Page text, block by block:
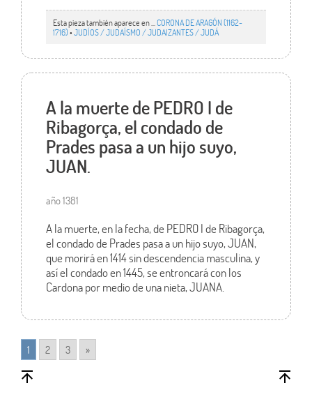
Esta pieza también aparece en ... CORONA DE ARAGÓN (1162-
1716)•JUDÍOS / JUDAÍSMO / JUDAIZANTES / JUDÁ
A la muerte de PEDRO I de
Ribagorça, el condado de
Prades pasa a un hijo suyo,
JUAN.
año 1381
A la muerte, en la fecha, de PEDRO I de Ribagorça,
el condado de Prades pasa a un hijo suyo, JUAN,
que morirá en 1414 sin descendencia masculina, y
así el condado en 1445, se entroncará con los
Cardona por medio de una nieta, JUANA.
1 2 3 »